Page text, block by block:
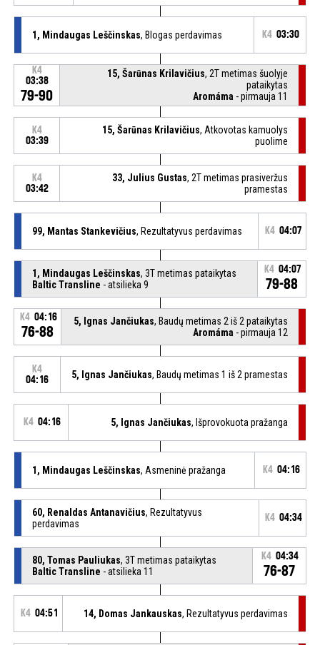
1, Mindaugas Leščinskas, Blogas perdavimas K4 03:30
K4
03:38
79-90
15, Šarūnas Krilavičius, 2T metimas šuolyje
pataikytas
Aromáma - pirmauja 11
K4
03:39
15, Šarūnas Krilavičius, Atkovotas kamuolys
puolime
K4
03:42
33, Julius Gustas, 2T metimas prasiveržus
pramestas
99, Mantas Stankevičius, Rezultatyvus perdavimas K4 04:07
1, Mindaugas Leščinskas, 3T metimas pataikytas
Baltic Transline - atsilieka 9
K4 04:07
79-88
K4 04:16
76-88
5, Ignas Jančiukas, Baudų metimas 2 iš 2 pataikytas
Aromáma - pirmauja 12
K4
04:16
5, Ignas Jančiukas, Baudų metimas 1 iš 2 pramestas
K4 04:16 5, Ignas Jančiukas, Išprovokuota pražanga
1, Mindaugas Leščinskas, Asmeninė pražanga K4 04:16
60, Renaldas Antanavičius, Rezultatyvus
perdavimas
K4 04:34
80, Tomas Pauliukas, 3T metimas pataikytas
Baltic Transline - atsilieka 11
K4 04:34
76-87
K4 04:51 14, Domas Jankauskas, Rezultatyvus perdavimas